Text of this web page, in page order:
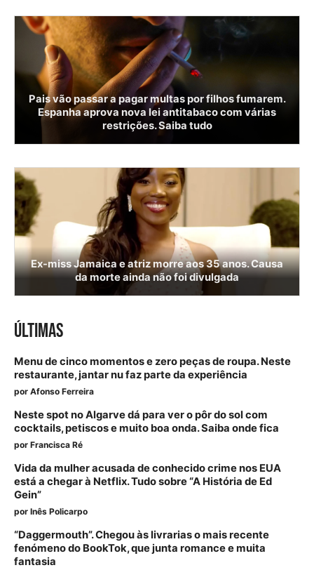
Pais vão passar a pagar multas por filhos fumarem.
Espanha aprova nova lei antitabaco com várias
restrições. Saiba tudo
Ex-miss Jamaica e atriz morre aos 35 anos. Causa
da morte ainda não foi divulgada
ÚLTIMAS
Menu de cinco momentos e zero peças de roupa. Neste
restaurante, jantar nu faz parte da experiência
por Afonso Ferreira
Neste spot no Algarve dá para ver o pôr do sol com
cocktails, petiscos e muito boa onda. Saiba onde fica
por Francisca Ré
Vida da mulher acusada de conhecido crime nos EUA
está a chegar à Netflix. Tudo sobre “A História de Ed
Gein”
por Inês Policarpo
“Daggermouth”. Chegou às livrarias o mais recente
fenómeno do BookTok, que junta romance e muita
fantasia